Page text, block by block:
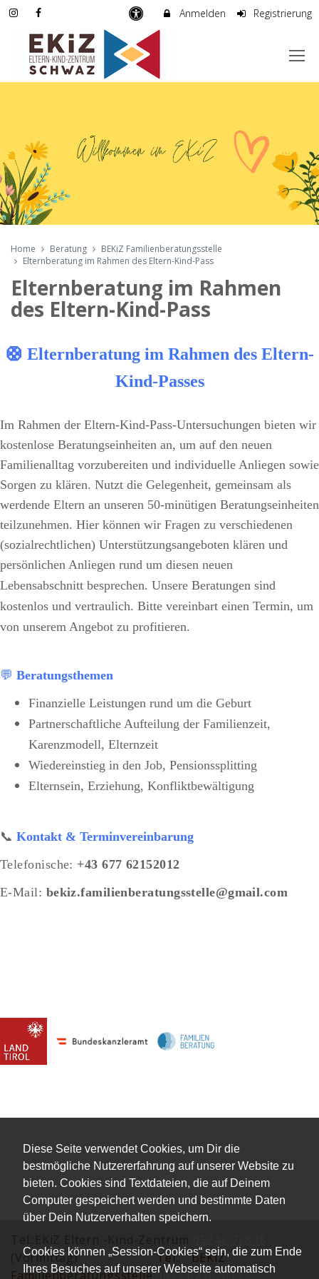
Diese Seite verwendet Cookies, um Dir die
bestmögliche Nutzererfahrung auf unserer Website zu
bieten. Cookies sind Textdateien, die auf Deinem
Computer gespeichert werden und bestimmte Daten
über Dein Nutzerverhalten speichern.
Cookies können „Session-Cookies“ sein, die zum Ende
Ihres Besuches auf unserer Webseite automatisch
Anmelden Registrierung
Home Beratung
BEKiZ Familienberatungsstelle
Elternberatung im Rahmen des Eltern-Kind-Pass
Elternberatung im Rahmen
des Eltern-Kind-Pass
🛟 Elternberatung im Rahmen des Eltern-
Kind-Passes
Im Rahmen der Eltern-Kind-Pass-Untersuchungen bieten wir
kostenlose Beratungseinheiten an, um auf den neuen
Familienalltag vorzubereiten und individuelle Anliegen sowie
Sorgen zu klären. Nutzt die Gelegenheit, gemeinsam als
werdende Eltern an unseren 50-minütigen Beratungseinheiten
teilzunehmen. Hier können wir Fragen zu verschiedenen
(sozialrechtlichen) Unterstützungsangeboten klären und
persönlichen Anliegen rund um diesen neuen
Lebensabschnitt besprechen. Unsere Beratungen sind
kostenlos und vertraulich. Bitte vereinbart einen Termin, um
von unserem Angebot zu profitieren.
💬 Beratungsthemen
Finanzielle Leistungen rund um die Geburt
Partnerschaftliche Aufteilung der Familienzeit,
Karenzmodell, Elternzeit
Wiedereinstieg in den Job, Pensionssplitting
Elternsein, Erziehung, Konfliktbewältigung
📞 Kontakt & Terminvereinbarung
Telefonische: +43 677 62152012
E-Mail: bekiz.familienberatungsstelle@gmail.com
(Vormittag)Tel.:BEKiZ
Familienberatungsstelle0677 62152012